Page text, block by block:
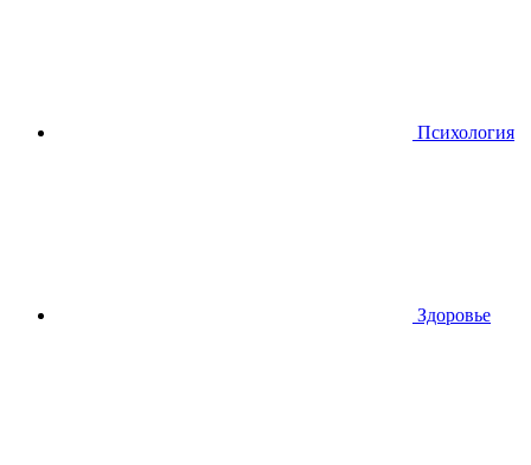
Психология
Здоровье